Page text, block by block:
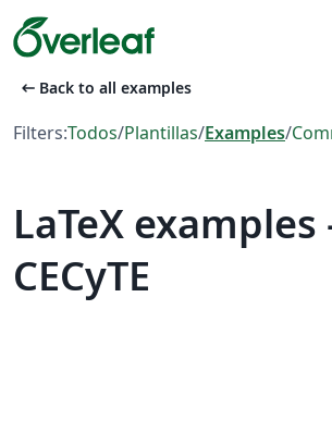
arrow_left_alt Back to all examples
Filters:Todos/Plantillas/Examples/
LaTeX
CECyTE